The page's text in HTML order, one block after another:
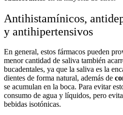
Antihistamínicos,
y antihipertensivos
En general, estos fármacos pueden
menor cantidad de saliva también
bucadentales, ya que la saliva es la
dientes de forma natural, además de
se acumulan en la boca. Para evitar
consumo de agua y líquidos, pero
bebidas isotónicas.